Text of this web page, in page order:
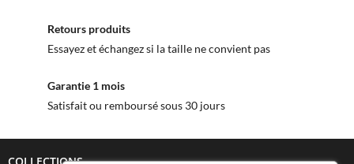
Retours produits
Essayez et échangez si la taille ne convient pas
Garantie 1 mois
Satisfait ou remboursé sous 30 jours